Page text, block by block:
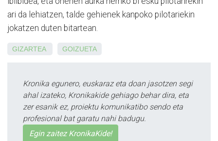
ari da lehiatzen, talde gehienek kanpoko pilotariekin
jokatzen duten bitartean.
GIZARTEA GOIZUETA
Kronika egunero, euskaraz eta doan jasotzen segi
ahal izateko, Kronikakide gehiago behar dira, eta
zer esanik ez, proiektu komunikatibo sendo eta
profesional bat garatu nahi badugu.
Egin zaitez KronikaKide!